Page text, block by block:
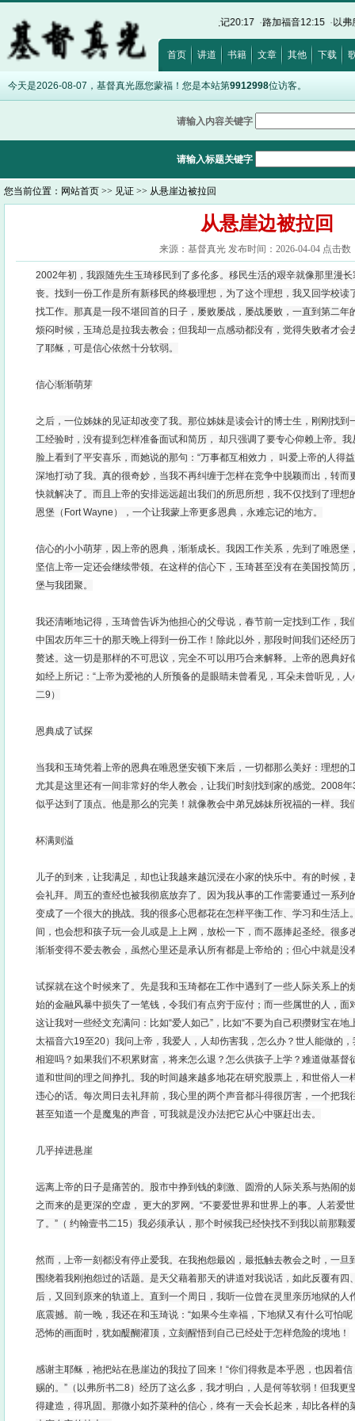
音8:12 诗篇32:5 希伯来书12:28 出埃及记20:17·路加福音12:15·以弗所书5:5
首页 讲道 书籍 文章 其他 下载
今天是2026-08-07，基督真光愿您蒙福！您是本站第9912998位访客。
请输入内容关键字
请输入标题关键字
您当前位置： 网站首页 >> 见证 >> 从悬崖边被拉回
从悬崖边被拉回
来源：基督真光 发布时间：2026-04-04 点击数
2002年初，我跟随先生玉琦移民到了多伦多。移民生活的艰辛就像那里漫
丧。找到一份工作是所有新移民的终极理想，为了这个理想，我又回学校
找工作。那真是一段不堪回首的日子，屡败屡战，屡战屡败，一直到第二年
烦闷时候，玉琦总是拉我去教会；但我却一点感动都没有，觉得失败者才会
了耶稣，可是信心依然十分软弱。
信心渐渐萌芽
之后，一位姊妹的见证却改变了我。那位姊妹是读会计的博士生，刚刚找到
工经验时，没有提到怎样准备面试和简历， 却只强调了要专心仰赖上帝。
脸上看到了平安喜乐，而她说的那句：“万事都互相效力， 叫爱上帝的人得
深地打动了我。真的很奇妙，当我不再纠缠于怎样在竞争中脱颖而出，转而
快就解决了。而且上帝的安排远远超出我们的所思所想，我不仅找到了理想
恩堡（Fort Wayne），一个让我蒙上帝更多恩典，永难忘记的地方。
信心的小小萌芽，因上帝的恩典，渐渐成长。我因工作关系，先到了唯恩堡
坚信上帝一定还会继续带领。在这样的信心下，玉琦甚至没有在美国投简历
堡与我团聚。
我还清晰地记得，玉琦曾告诉为他担心的父母说，春节前一定找到工作，我
中国农历年三十的那天晚上得到一份工作！除此以外，那段时间我们还经历
赘述。这一切是那样的不可思议，完全不可以用巧合来解释。上帝的恩典好
如经上所记：“上帝为爱祂的人所预备的是眼睛未曾看见，耳朵未曾听见，
二9）
恩典成了试探
当我和玉琦凭着上帝的恩典在唯恩堡安顿下来后，一切都那么美好：理想的
尤其是这里还有一间非常好的华人教会，让我们时刻找到家的感觉。2008年
似乎达到了顶点。他是那么的完美！就像教会中弟兄姊妹所祝福的一样。我
杯满则溢
儿子的到来，让我满足，却也让我越来越沉浸在小家的快乐中。有的时候，
会礼拜。周五的查经也被我彻底放弃了。因为我从事的工作需要通过一系列
变成了一个很大的挑战。我的很多心思都花在怎样平衡工作、学习和生活上
间，也会想和孩子玩一会儿或是上上网，放松一下，而不愿捧起圣经。很多
渐渐变得不爱去教会，虽然心里还是承认所有都是上帝给的；但心中就是没
试探就在这个时候来了。先是我和玉琦都在工作中遇到了一些人际关系上
始的金融风暴中损失了一笔钱，令我们有点穷于应付；而一些属世的人，面
这让我对一些经文充满问：比如“爱人如己”，比如“不要为自己积攒财宝在
太福音六19至20）我问上帝，我爱人，人却伤害我，怎么办？世人能做的
相迎吗？如果我们不积累财富，将来怎么退？怎么供孩子上学？难道做基督
道和世间的理之间挣扎。我的时间越来越多地花在研究股票上，和世俗人一
违心的话。每次周日去礼拜前，我心里的两个声音都斗得很厉害，一个把我
甚至知道一个是魔鬼的声音，可我就是没办法把它从心中驱赶出去。
几乎掉进悬崖
远离上帝的日子是痛苦的。股市中挣到钱的刺激、圆滑的人际关系与热闹的
之而来的是更深的空虚， 更大的罗网。“不要爱世界和世界上的事。人若爱
了。”（ 约翰壹书二15）我必须承认，那个时候我已经快找不到我以前那颗
然而，上帝一刻都没有停止爱我。在我抱怨最凶，最抵触去教会之时，一旦
围绕着我刚抱怨过的话题。是天父藉着那天的讲道对我说话，如此反覆有四
后，又回到原来的轨道上。直到一个周日，我听一位曾在灵里亲历地狱的人
底震撼。前一晚，我还在和玉琦说：“如果今生幸福，下地狱又有什么可怕
恐怖的画面时，犹如醍醐灌顶，立刻醒悟到自己已经处于怎样危险的境地！
感谢主耶稣，祂把站在悬崖边的我拉了回来！“你们得救是本乎恩，也因着
赐的。”（以弗所书二8）经历了这么多，我才明白，人是何等软弱！但我更
得建造，得巩固。那微小如芥菜种的信心，终有一天会长起来，却比各样的